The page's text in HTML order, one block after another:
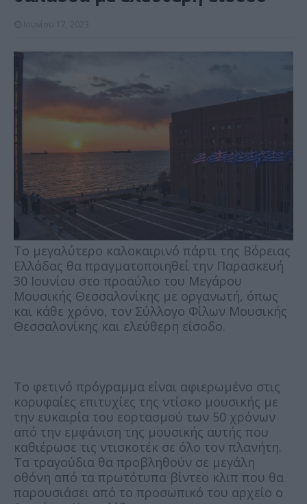
Τo μεγαλύτερο καλοκαιρινό πάρτι της Βόρειας
Ελλάδας θα πραγματοποιηθεί την Παρασκευή
30 Ιουνίου στο προαύλιο του Μεγάρου
Μουσικής Θεσσαλονίκης με οργανωτή, όπως
και κάθε χρόνο, τον Σύλλογο Φίλων Μουσικής
Θεσσαλονίκης και ελεύθερη είσοδο.
Το φετινό πρόγραμμα είναι αφιερωμένο στις
κορυφαίες επιτυχίες της ντίσκο μουσικής με
την ευκαιρία του εορτασμού των 50 χρόνων
από την εμφάνιση της μουσικής αυτής που
καθιέρωσε τις ντισκοτέκ σε όλο τον πλανήτη.
Τα τραγούδια θα προβληθούν σε μεγάλη
οθόνη από τα πρωτότυπα βίντεο κλιπ που θα
παρουσιάσει από το προσωπικό του αρχείο ο